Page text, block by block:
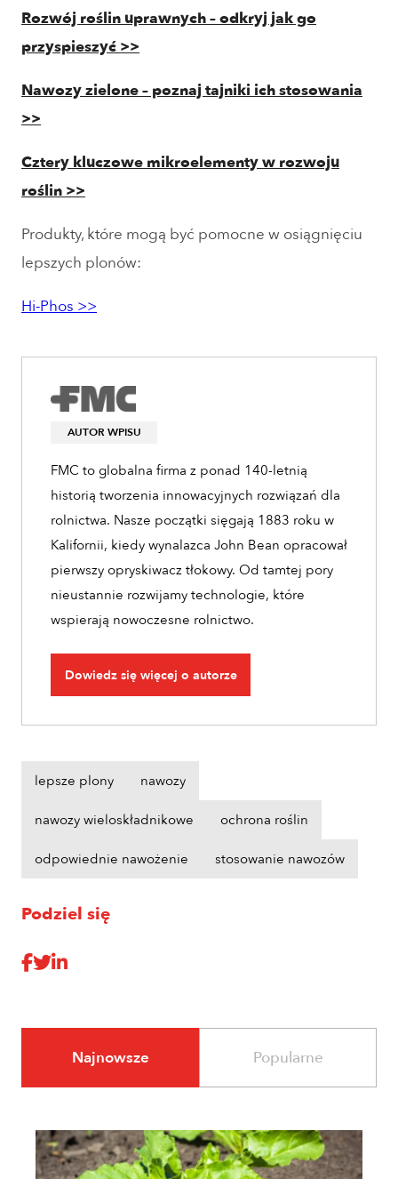
Rozwój roślin uprawnych – odkryj jak go
przyspieszyć >>
Nawozy zielone – poznaj tajniki ich stosowania
>>
Cztery kluczowe mikroelementy w rozwoju
roślin >>
Produkty, które mogą być pomocne w osiągnięciu
lepszych plonów:
Hi-Phos >>
AUTOR WPISU
FMC to globalna firma z ponad 140-letnią
historią tworzenia innowacyjnych rozwiązań dla
rolnictwa. Nasze początki sięgają 1883 roku w
Kalifornii, kiedy wynalazca John Bean opracował
pierwszy opryskiwacz tłokowy. Od tamtej pory
nieustannie rozwijamy technologie, które
wspierają nowoczesne rolnictwo.
Dowiedz się więcej o autorze
lepsze plony nawozy
nawozy wieloskładnikowe ochrona roślin
odpowiednie nawożenie stosowanie nawozów
Podziel się
Najnowsze Popularne